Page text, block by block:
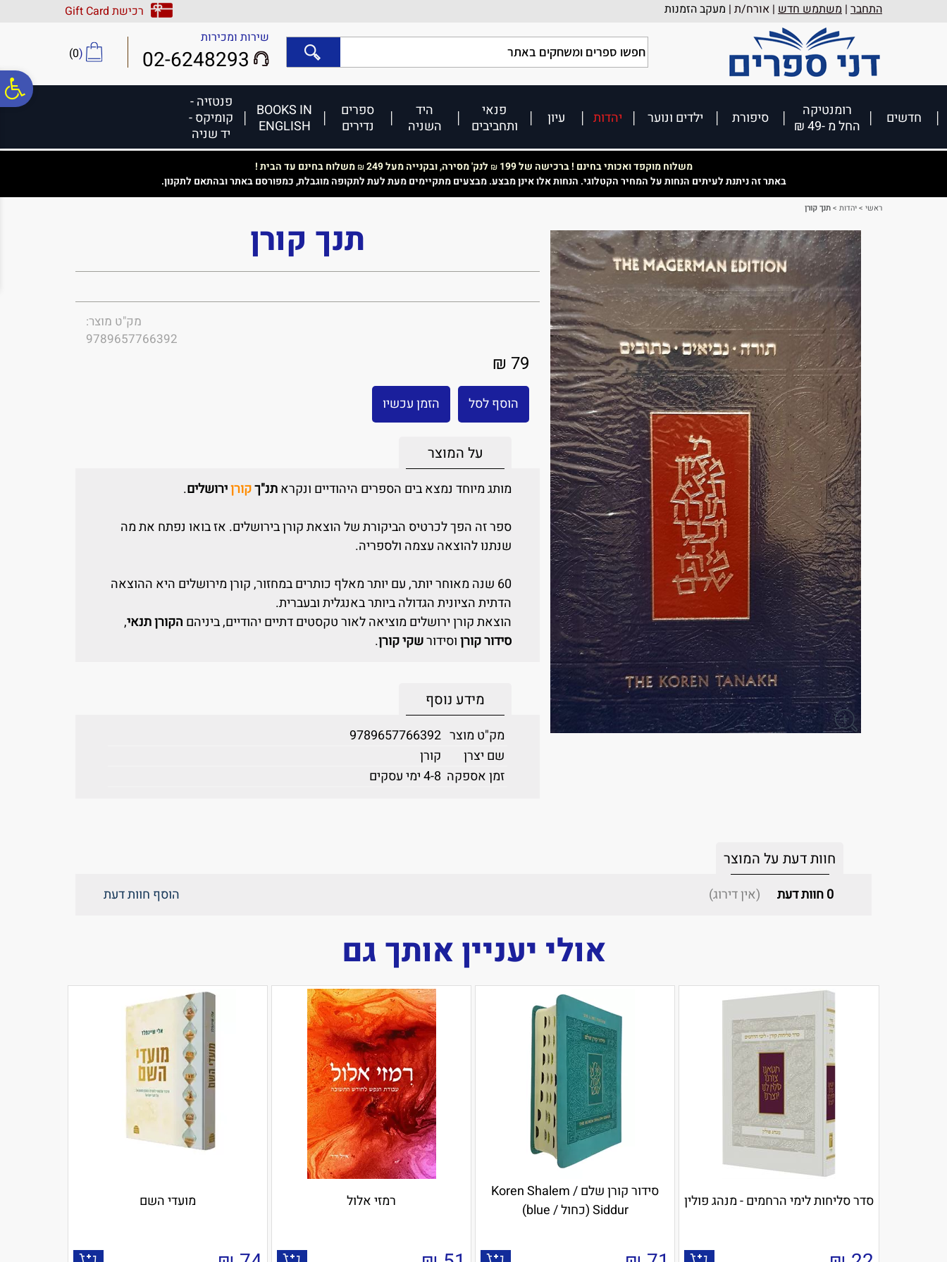
נגישות
אתר
המרכזי
התחבר | משתמש חדש | אורח/ת | מעקב הזמנות
רכישת Gift Card
שירות ומכירות
02-6248293
(
0
)
חדשים
רומנטיקה
החל מ -49 ₪
סיפורת ילדים ונוער יהדות עיון
פנאי
ותחביבים
היד
השניה
ספרים
נדירים
BOOKS IN
ENGLISH
פנטזיה -
קומיקס -
יד שניה
משלוח מוקפד ואכותי בחינם ! ברכישה של 199 ₪ לנק' מסירה, ובקנייה מעל 249 ₪משלוח בחינם עד הבית !
באתר זה ניתנת לעיתים הנחות על המחיר הקטלוגי. הנחות אלו אינן מבצע. מבצעים מתקיימים מעת לעת לתקופה מוגבלת, כמפורסם באתר ובהתאם לתקנון.
ראשי >יהדות >תנך קורן
תנך קורן
מק"ט מוצר:
9789657766392
79 ₪
הוסף לסל הזמן עכשיו
על המוצר
מותג מיוחד נמצא בים הספרים היהודיים ונקראתנ"ךקורןירושלים.
ספר זה הפך לכרטיס הביקורת של הוצאת קורן בירושלים. אז בואו נפתח את מה
שנתנו להוצאה עצמה ולספריה.
60 שנה מאוחר יותר, עם יותר מאלף כותרים במחזור, קורן מירושלים היא ההוצאה
הדתית הציונית הגדולה ביותר באנגלית ובעברית.
הוצאת קורן ירושלים מוציאה לאור טקסטים דתיים יהודיים, ביניהם הקורן תנאי,
סידור קורןוסידורשקי קורן.
מידע נוסף
מק"ט מוצר 9789657766392
שם יצרן
קורן
זמן אספקה 4-8 ימי עסקים
חוות דעת על המוצר
0חוות דעת (אין דירוג) הוסף חוות דעת
אולי יעניין אותך גם
סדר סליחות לימי הרחמים - מנהג פולין
סידור קורן שלם / Koren Shalem
Siddur (כחול / blue)
רמזי אלול מועדי השם